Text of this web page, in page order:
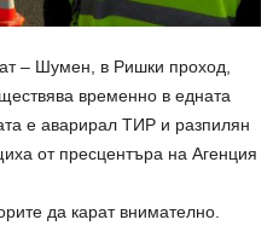
– Шумен, в Ришки проход,
временно в едната
е аварирал ТИР и разпилян
от пресцентъра на Агенция
да карат внимателно.